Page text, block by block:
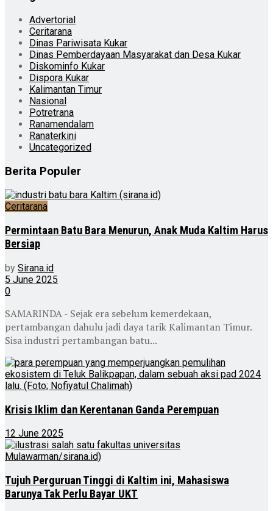
Advertorial
Ceritarana
Dinas Pariwisata Kukar
Dinas Pemberdayaan Masyarakat dan Desa Kukar
Diskominfo Kukar
Dispora Kukar
Kalimantan Timur
Nasional
Potretrana
Ranamendalam
Ranaterkini
Uncategorized
Berita Populer
Ceritarana
Permintaan Batu Bara Menurun, Anak Muda Kaltim Harus
Bersiap
by Sirana.id
5 June 2025
0
SAMARINDA - Sejak era sebelum kemerdekaan,
pertambangan dahulu jadi daya tarik Kalimantan Timur.
Sisa industri pertambangan batu...
Krisis Iklim dan Kerentanan Ganda Perempuan
12 June 2025
Tujuh Perguruan Tinggi di Kaltim ini, Mahasiswa
Barunya Tak Perlu Bayar UKT